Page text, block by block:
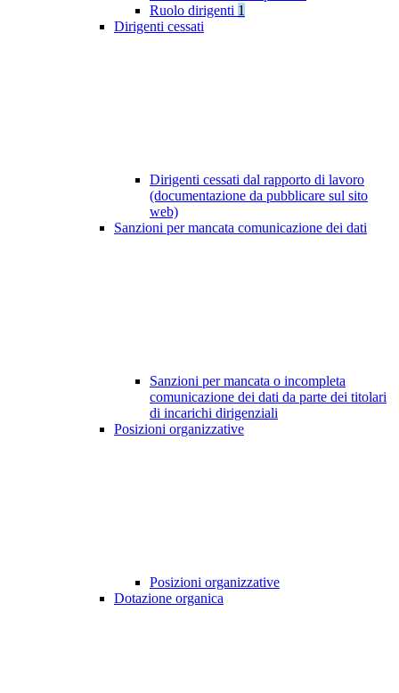
Ruolo dirigenti 1
Dirigenti cessati
Dirigenti cessati dal rapporto di lavoro
(documentazione da pubblicare sul sito
web)
Sanzioni per mancata comunicazione dei dati
Sanzioni per mancata o incompleta
comunicazione dei dati da parte dei titolari
di incarichi dirigenziali
Posizioni organizzative
Posizioni organizzative
Dotazione organica